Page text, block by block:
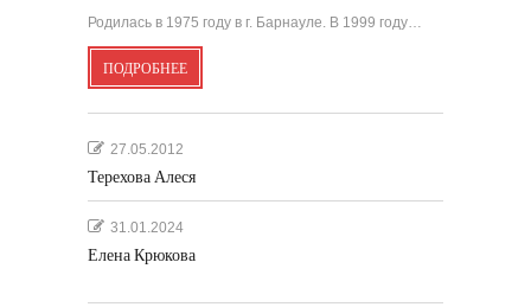
Родилась в 1975 году в г. Барнауле. В 1999 году…
ПОДРОБНЕЕ
27.05.2012
Терехова Алеся
31.01.2024
Елена Крюкова